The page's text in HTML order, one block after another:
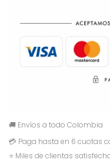
🚚 Envíos a todo Colombia
💳 Paga hasta en 6 cuotas
⭐ Miles de clientas